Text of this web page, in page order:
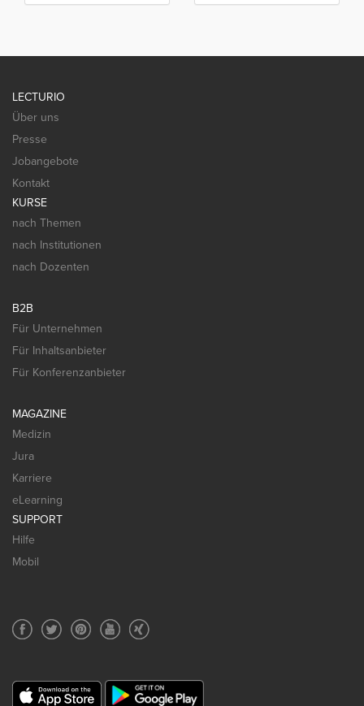
LECTURIO
Über uns
Presse
Jobangebote
Kontakt
KURSE
nach Themen
nach Institutionen
nach Dozenten
B2B
Für Unternehmen
Für Inhaltsanbieter
Für Konferenzanbieter
MAGAZINE
Medizin
Jura
Karriere
eLearning
SUPPORT
Hilfe
Mobil